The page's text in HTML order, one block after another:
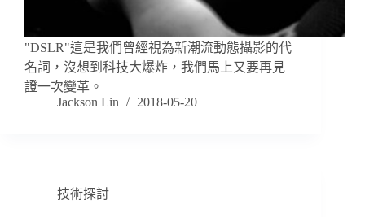
"DSLR"這是我們曾經視為新潮流動態攝影的代
名詞，沒想到科技大爆炸，我們馬上又要再見
證一次變革。
Jackson Lin
2018-05-20
技術探討